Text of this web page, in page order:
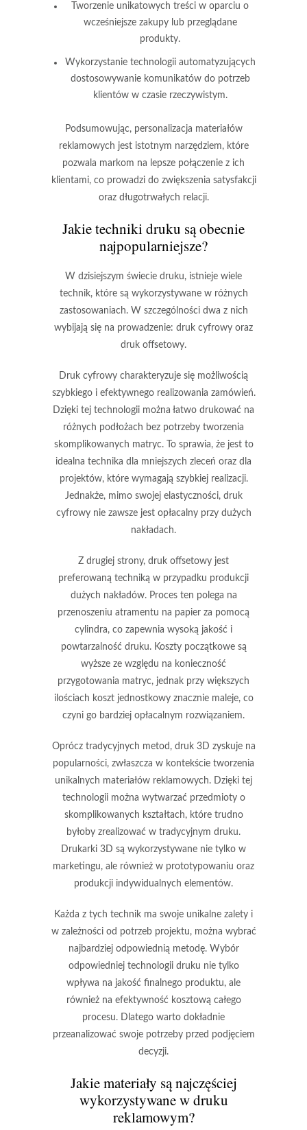
Tworzenie unikatowych treści w oparciu o
wcześniejsze zakupy lub przeglądane
produkty.
Wykorzystanie technologii automatyzujących
dostosowywanie komunikatów do potrzeb
klientów w czasie rzeczywistym.
Podsumowując, personalizacja materiałów
reklamowych jest istotnym narzędziem, które
pozwala markom na lepsze połączenie z ich
klientami, co prowadzi do zwiększenia satysfakcji
oraz długotrwałych relacji.
Jakie techniki druku są obecnie
najpopularniejsze?
W dzisiejszym świecie druku, istnieje wiele
technik, które są wykorzystywane w różnych
zastosowaniach. W szczególności dwa z nich
wybijają się na prowadzenie: druk cyfrowy oraz
druk offsetowy.
Druk cyfrowy charakteryzuje się możliwością
szybkiego i efektywnego realizowania zamówień.
Dzięki tej technologii można łatwo drukować na
różnych podłożach bez potrzeby tworzenia
skomplikowanych matryc. To sprawia, że jest to
idealna technika dla mniejszych zleceń oraz dla
projektów, które wymagają szybkiej realizacji.
Jednakże, mimo swojej elastyczności, druk
cyfrowy nie zawsze jest opłacalny przy dużych
nakładach.
Z drugiej strony, druk offsetowy jest
preferowaną techniką w przypadku produkcji
dużych nakładów. Proces ten polega na
przenoszeniu atramentu na papier za pomocą
cylindra, co zapewnia wysoką jakość i
powtarzalność druku. Koszty początkowe są
wyższe ze względu na konieczność
przygotowania matryc, jednak przy większych
ilościach koszt jednostkowy znacznie maleje, co
czyni go bardziej opłacalnym rozwiązaniem.
Oprócz tradycyjnych metod, druk 3D zyskuje na
popularności, zwłaszcza w kontekście tworzenia
unikalnych materiałów reklamowych. Dzięki tej
technologii można wytwarzać przedmioty o
skomplikowanych kształtach, które trudno
byłoby zrealizować w tradycyjnym druku.
Drukarki 3D są wykorzystywane nie tylko w
marketingu, ale również w prototypowaniu oraz
produkcji indywidualnych elementów.
Każda z tych technik ma swoje unikalne zalety i
w zależności od potrzeb projektu, można wybrać
najbardziej odpowiednią metodę. Wybór
odpowiedniej technologii druku nie tylko
wpływa na jakość finalnego produktu, ale
również na efektywność kosztową całego
procesu. Dlatego warto dokładnie
przeanalizować swoje potrzeby przed podjęciem
decyzji.
Jakie materiały są najczęściej
wykorzystywane w druku
reklamowym?